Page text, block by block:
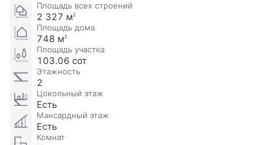
Площадь всех строений
2 327 м2
Площадь дома
748 м2
Площадь участка
103.06 сот
Этажность
2
Цокольный этаж
Есть
Мансардный этаж
Есть
Комнат